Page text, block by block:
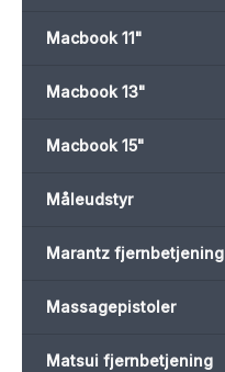
Macbook 11"
Macbook 13"
Macbook 15"
Måleudstyr
Marantz fjernbetjening
Massagepistoler
Matsui fjernbetjening